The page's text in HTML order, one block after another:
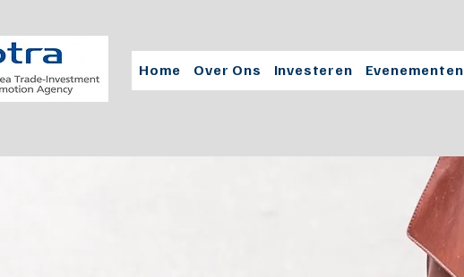
Home Over Ons Investeren Evenementen